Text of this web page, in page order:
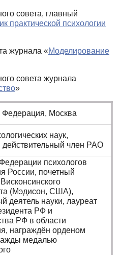
совета, главный
практической психологии
журнала «Моделирование
совета журнала
»
Федерация, Москва
наук,
действительный член РАО
психологов
России, почетный
(Мэдисон, США),
деятель науки, лауреат
РФ и
РФ в области
награждён орденом
медалью